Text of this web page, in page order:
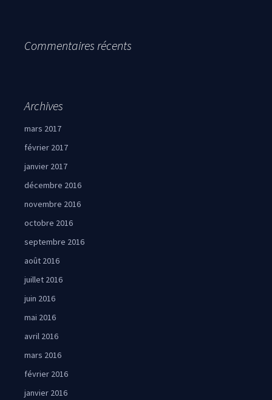
Commentaires récents
Archives
mars 2017
février 2017
janvier 2017
décembre 2016
novembre 2016
octobre 2016
septembre 2016
août 2016
juillet 2016
juin 2016
mai 2016
avril 2016
mars 2016
février 2016
janvier 2016